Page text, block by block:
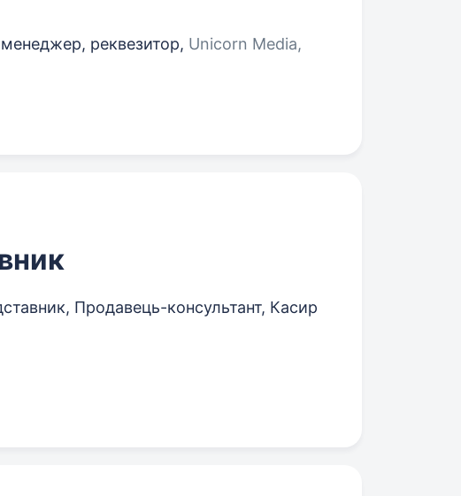
менеджер, реквезитор, Unicorn Media,
Продавець-консультант, Касир